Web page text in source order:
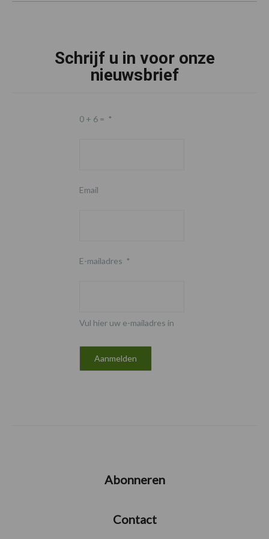
Schrijf u in voor onze
nieuwsbrief
0 + 6 = *
Email
E-mailadres *
Vul hier uw e-mailadres in
Abonneren
Contact